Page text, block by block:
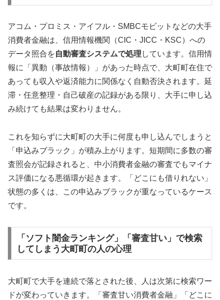
アコム・プロミス・アイフル・SMBCモビットなどの大手
消費者金融は、信用情報機関（CIC・JICC・KSC）への
データ照合を自動審査システムで処理 しています。信用情
報に「異動（事故情報）」があった時点で、大町町在住で
あっても収入や返済能力に関係なく自動否決されます。延
滞・任意整理・自己破産の記録がある限り、大手に申し込
み続けても結果は変わりません。
これを知らずに大町町の大手に何度も申し込んでしまうと
「申込みブラック」が積み上がります。短期間に多数の審
査照会が記録されると、中小消費者金融の審査でもマイナ
ス評価になる悪循環が起きます。「どこにも借りれない」
状態の多くは、この申込みブラックが重なっているケース
です。
「ソフト闇金ランキング」「審査甘い」で検索
してしまう大町町の人の心理
大町町で大手を連続で落とされた後、人は次第に検索ワー
ドが変わっていきます。「審査甘い消費者金融」「どこに